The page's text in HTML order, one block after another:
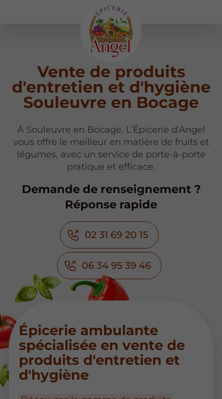
Vente de produits
d'entretien et d'hygiène
Souleuvre en Bocage
À Souleuvre en Bocage, L’Épicerie d'Angel
vous offre le meilleur en matière de fruits et
légumes, avec un service de porte-à-porte
pratique et efficace.
Demande de renseignement ?
Réponse rapide
02 31 69 20 15
06 34 95 39 46
Épicerie ambulante
spécialisée en vente de
produits d'entretien et
d'hygiène